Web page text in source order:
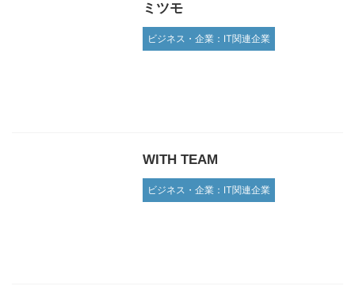
ミツモ
ビジネス・企業：IT関連企業
WITH TEAM
ビジネス・企業：IT関連企業